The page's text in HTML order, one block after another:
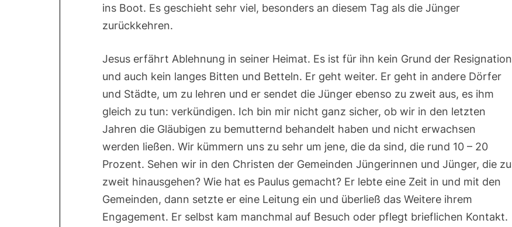
ins Boot. Es geschieht sehr viel, besonders an diesem Tag als die Jünger
zurückkehren.
Jesus erfährt Ablehnung in seiner Heimat. Es ist für ihn kein Grund der Resignation
und auch kein langes Bitten und Betteln. Er geht weiter. Er geht in andere Dörfer
und Städte, um zu lehren und er sendet die Jünger ebenso zu zweit aus, es ihm
gleich zu tun: verkündigen. Ich bin mir nicht ganz sicher, ob wir in den letzten
Jahren die Gläubigen zu bemutternd behandelt haben und nicht erwachsen
werden ließen. Wir kümmern uns zu sehr um jene, die da sind, die rund 10 – 20
Prozent. Sehen wir in den Christen der Gemeinden Jüngerinnen und Jünger, die zu
zweit hinausgehen? Wie hat es Paulus gemacht? Er lebte eine Zeit in und mit den
Gemeinden, dann setzte er eine Leitung ein und überließ das Weitere ihrem
Engagement. Er selbst kam manchmal auf Besuch oder pflegt brieflichen Kontakt.